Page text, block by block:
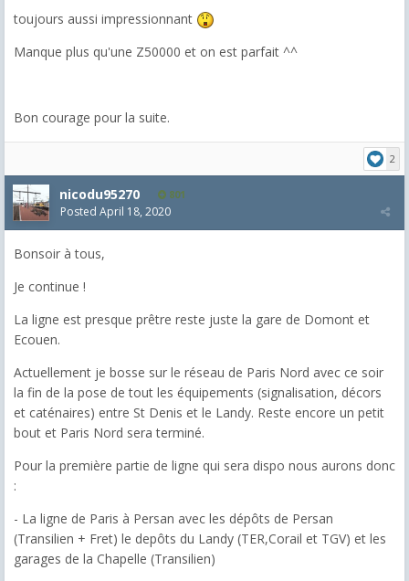
toujours aussi impressionnant
Manque plus qu'une Z50000 et on est parfait ^^
Bon courage pour la suite.
2
nicodu95270 801
Posted April 18, 2020
Bonsoir à tous,
Je continue !
La ligne est presque prêtre reste juste la gare de Domont et
Ecouen.
Actuellement je bosse sur le réseau de Paris Nord avec ce soir
la fin de la pose de tout les équipements (signalisation, décors
et caténaires) entre St Denis et le Landy. Reste encore un petit
bout et Paris Nord sera terminé.
Pour la première partie de ligne qui sera dispo nous aurons donc
:
- La ligne de Paris à Persan avec les dépôts de Persan
(Transilien + Fret) le depôts du Landy (TER,Corail et TGV) et les
garages de la Chapelle (Transilien)